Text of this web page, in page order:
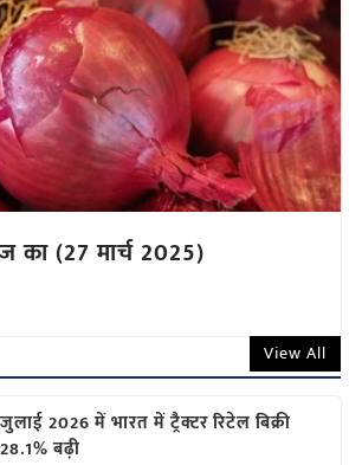
का (27 मार्च 2025)
View All
जुलाई 2026 में भारत में ट्रैक्टर रिटेल बिक्री
28.1% बढ़ी